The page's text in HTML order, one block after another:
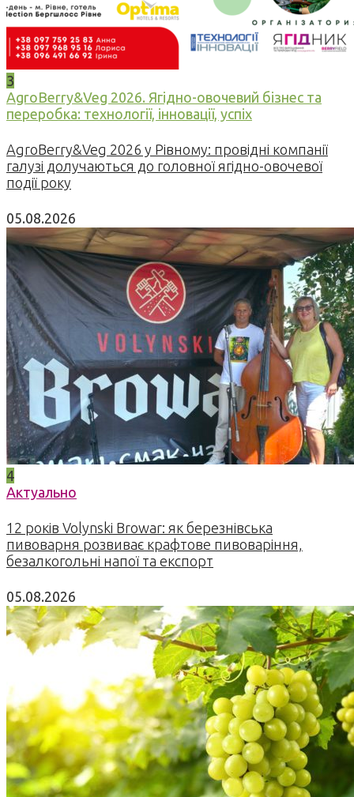
3
AgroBerry&Veg 2026. Ягідно-овочевий бізнес та
переробка: технології, інновації, успіх
AgroBerry&Veg 2026 у Рівному: провідні компанії
галузі долучаються до головної ягідно-овочевої
події року
05.08.2026
4
Актуально
12 років Volynski Browar: як березнівська
пивоварня розвиває крафтове пивоваріння,
безалкогольні напої та експорт
05.08.2026